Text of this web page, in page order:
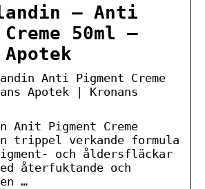
– Anti
50ml –
Anti Pigment Creme
Apotek | Kronans
Anit Pigment Creme
trippel verkande formula
och åldersfläckar
återfuktande och
…